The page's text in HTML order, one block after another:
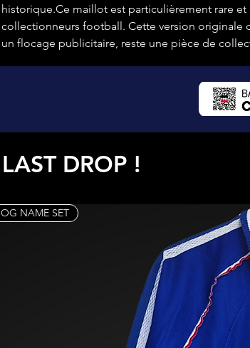
historique.Ce maillot est particulièrement rare et
collectionneurs football. Cette version originale
un flocage publicitaire, reste une pièce de
LAST DROP !
OG NAME SET